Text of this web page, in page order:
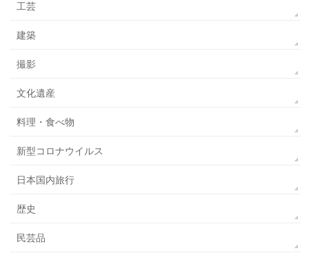
工芸
建築
撮影
文化遺産
料理・食べ物
新型コロナウイルス
日本国内旅行
歴史
民芸品